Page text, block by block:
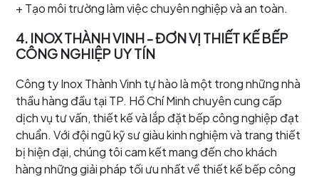
+ Tạo môi trường làm việc chuyên nghiệp và an toàn.
4. INOX THÀNH VINH - ĐƠN VỊ THIẾT KẾ BẾP
CÔNG NGHIỆP UY TÍN
Công ty Inox Thành Vinh tự hào là một trong những nhà
thầu hàng đầu tại TP. Hồ Chí Minh chuyên cung cấp
dịch vụ tư vấn, thiết kế và lắp đặt bếp công nghiệp đạt
chuẩn. Với đội ngũ kỹ sư giàu kinh nghiệm và trang thiết
bị hiện đại, chúng tôi cam kết mang đến cho khách
hàng những giải pháp tối ưu nhất về thiết kế bếp công